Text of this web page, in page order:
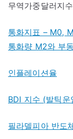
무역가중달러지
통화지표 – M0,
통화량 M2와 부
인플레이션율
BDI 지수 (발틱
필라델피아 반도